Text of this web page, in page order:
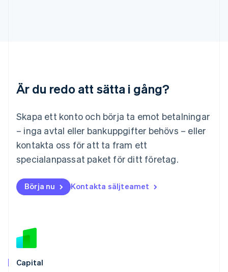
Är du redo att sätta i gång?
Skapa ett konto och börja ta emot betalningar
– inga avtal eller bankuppgifter behövs – eller
kontakta oss för att ta fram ett
specialanpassat paket för ditt företag.
Börja nu Kontakta säljteamet
Capital
Malaysia
English
Mexiko
Nederländerna
NederlandsEnglish
English
Nya Zeeland
Portugal
Rumänien
English